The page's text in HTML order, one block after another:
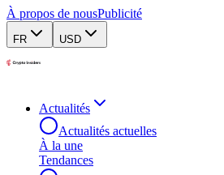
À propos de nousPublicité
FR USD
Actualités
Actualités actuelles
À la une
Tendances